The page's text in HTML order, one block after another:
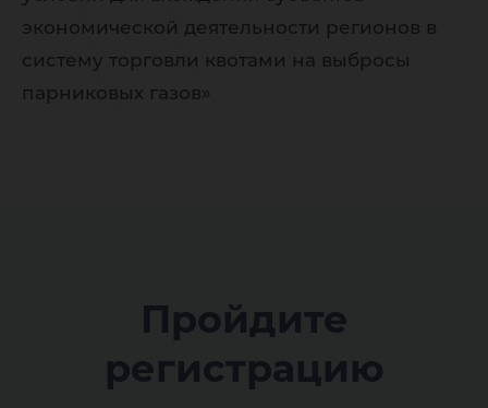
экономической деятельности регионов в
систему торговли квотами на выбросы
парниковых газов»
Пройдите
регистрацию